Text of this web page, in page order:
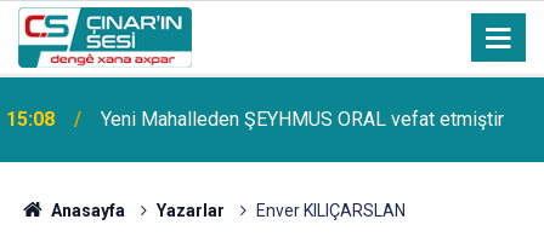
15:08 Yeni Mahalleden ŞEYHMUS ORAL vefat etmiştir
14:51
Çınar ilçemize bağlı Kûrik Köyünden MEYRİ GÜL
vefat etmiştir
Anasayfa Yazarlar Enver KILIÇARSLAN